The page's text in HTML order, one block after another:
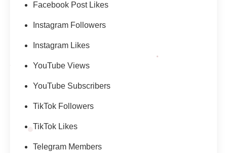
Facebook Post Likes
Instagram Followers
Instagram Likes
YouTube Views
YouTube Subscribers
TikTok Followers
TikTok Likes
Telegram Members